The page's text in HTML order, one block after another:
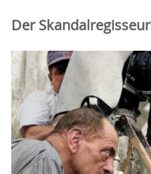
Der Skandalregisseur